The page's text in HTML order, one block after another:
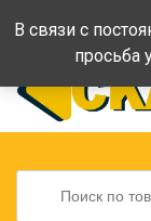
Время
Искать:
В связи с
просьба